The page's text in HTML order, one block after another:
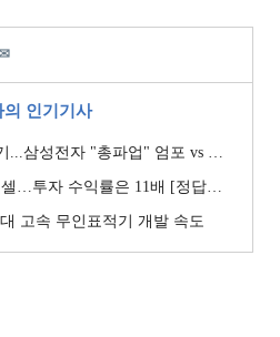
의 인기기사
"총파업" 엄포 vs 삼성重 '노사 원팀' 자처
투자 수익률은 11배 [정답은 TSR]
고속 무인표적기 개발 속도